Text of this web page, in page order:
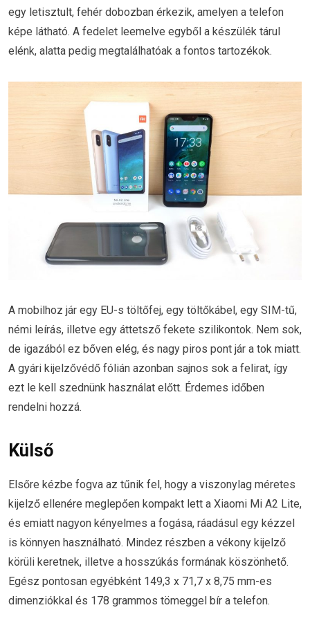
egy letisztult, fehér dobozban érkezik, amelyen a telefon
képe látható. A fedelet leemelve egyből a készülék tárul
elénk, alatta pedig megtalálhatóak a fontos tartozékok.
A mobilhoz jár egy EU-s töltőfej, egy töltőkábel, egy SIM-tű,
némi leírás, illetve egy áttetsző fekete szilikontok. Nem sok,
de igazából ez bőven elég, és nagy piros pont jár a tok miatt.
A gyári kijelzővédő fólián azonban sajnos sok a felirat, így
ezt le kell szednünk használat előtt. Érdemes időben
rendelni hozzá.
Külső
Elsőre kézbe fogva az tűnik fel, hogy a viszonylag méretes
kijelző ellenére meglepően kompakt lett a Xiaomi Mi A2 Lite,
és emiatt nagyon kényelmes a fogása, ráadásul egy kézzel
is könnyen használható. Mindez részben a vékony kijelző
körüli keretnek, illetve a hosszúkás formának köszönhető.
Egész pontosan egyébként 149,3 x 71,7 x 8,75 mm-es
dimenziókkal és 178 grammos tömeggel bír a telefon.